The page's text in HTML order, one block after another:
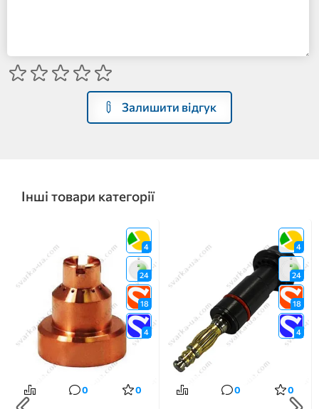
Залишити відгук
Інші товари категорії
4
24
18
4
0 0
4
24
18
4
0 0